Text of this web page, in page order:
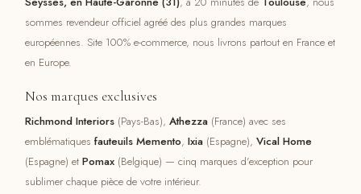
sommes revendeur officiel agréé des plus grandes marques
européennes. Site 100% e-commerce, nous livrons partout en France et
en Europe.
Nos marques exclusives
Richmond Interiors (Pays-Bas),Athezza (France) avec ses
emblématiquesfauteuils Memento,Ixia (Espagne),Vical Home
(Espagne) etPomax (Belgique) — cinq marques d'exception pour
sublimer chaque pièce de votre intérieur.